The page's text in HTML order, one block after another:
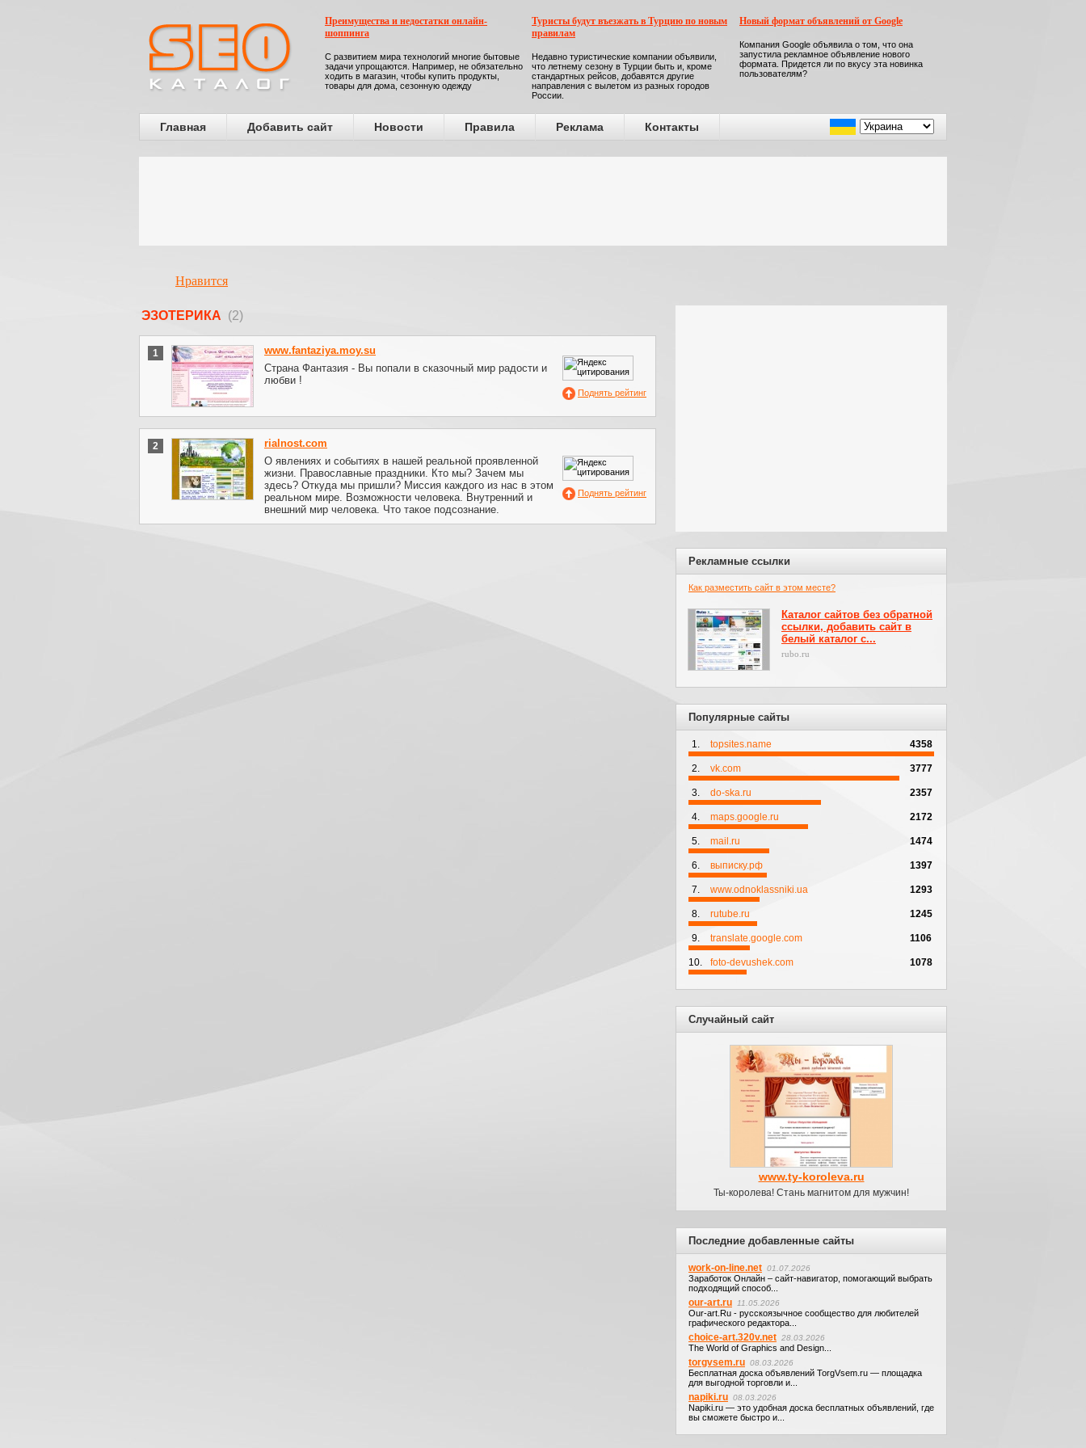
Преимущества и недостатки онлайн-
шоппинга
С развитием мира технологий многие бытовые
задачи упрощаются. Например, не обязательно
ходить в магазин, чтобы купить продукты,
товары для дома, сезонную одежду
Туристы будут въезжать в Турцию по новым
правилам
Недавно туристические компании объявили,
что летнему сезону в Турции быть и, кроме
стандартных рейсов, добавятся другие
направления с вылетом из разных городов
России.
Новый формат объявлений от Google
Компания Google объявила о том, что она
запустила рекламное объявление нового
формата. Придется ли по вкусу эта новинка
пользователям?
Главная Добавить сайт Новости Правила Реклама Контакты
Нравится
ЭЗОТЕРИКА (2)
1
www.fantaziya.moy.su
Страна Фантазия - Вы попали в сказочный мир радости и
любви !
Поднять рейтинг
2
rialnost.com
О явлениях и событиях в нашей реальной проявленной
жизни. Православные праздники. Кто мы? Зачем мы
здесь? Откуда мы пришли? Миссия каждого из нас в этом
реальном мире. Возможности человека. Внутренний и
внешний мир человека. Что такое подсознание.
Поднять рейтинг
Рекламные ссылки
Как разместить сайт в этом месте?
Каталог сайтов без обратной
ссылки, добавить сайт в
белый каталог с...
rubo.ru
Популярные сайты
1. topsites.name 4358
2. vk.com 3777
3. do-ska.ru 2357
4. maps.google.ru 2172
5. mail.ru 1474
6. выписку.рф 1397
7. www.odnoklassniki.ua 1293
8. rutube.ru 1245
9. translate.google.com 1106
10. foto-devushek.com 1078
Случайный сайт
www.ty-koroleva.ru
Ты-королева! Стань магнитом для мужчин!
Последние добавленные сайты
work-on-line.net 01.07.2026
Заработок Онлайн – сайт-навигатор, помогающий выбрать
подходящий способ...
our-art.ru 11.05.2026
Our-art.Ru - русскоязычное сообщество для любителей
графического редактора...
choice-art.320v.net 28.03.2026
The World of Graphics and Design...
torgvsem.ru 08.03.2026
Бесплатная доска объявлений TorgVsem.ru — площадка
для выгодной торговли и...
napiki.ru 08.03.2026
Napiki.ru — это удобная доска бесплатных объявлений, где
вы сможете быстро и...